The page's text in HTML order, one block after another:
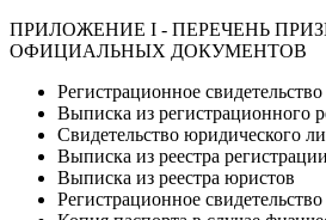
ПРИЛОЖЕНИЕ I - ПЕРЕЧЕНЬ
ОФИЦИАЛЬНЫХ ДОКУМЕНТОВ
Регистрационное
Выписка из регистрационного
Свидетельство юридического
Выписка из реестра
Выписка из реестра юристов
Регистрационное